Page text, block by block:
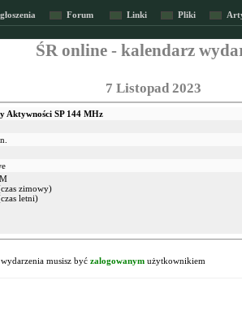
Forum Linki Pliki
ŚR online - kalendarz
7 Listopad 2023
Aktywności SP 144 MHz
zimowy)
letni)
musisz być zalogowanym użytkownikiem